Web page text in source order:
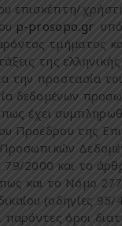
επισκέπτη/
p-prosopo.gr υπ
τμήματος
της ελληνικής
την προστασία
δεδο μένων προσω
πως έχει συμπ
Προέδρου της Επ
Προσωπικών Δεδομ
79/2000 και το
πως και το Νό μο
(οδηγίες 95/
παρόντες όροι